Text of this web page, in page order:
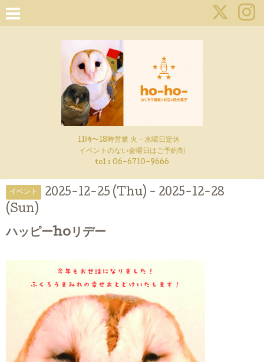
11時〜18時営業 火・水曜日定休
イベントのない金曜日はご予約制
tel : 06-6710-9666
イベント
2025-12-25 (Thu) - 2025-12-28
(Sun)
ハッピーhoリデー